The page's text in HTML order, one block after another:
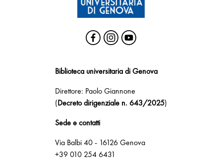
Biblioteca universitaria di Genova
Direttore: Paolo Giannone
(Decreto dirigenziale n. 643/2025)
Sede e contatti
Via Balbi 40 - 16126 Genova
+39 010 254 6431